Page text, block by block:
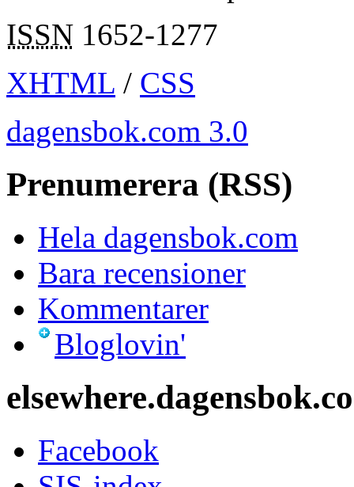
ISSN 1652-1277
XHTML / CSS
dagensbok.com 3.0
Prenumerera (RSS)
Hela dagensbok.com
Bara recensioner
Kommentarer
Bloglovin'
Facebook